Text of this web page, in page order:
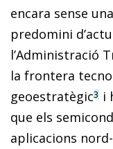
encara sense
predomini
l’Administració
la frontera
geoestratègic3 i
que els
aplicacions